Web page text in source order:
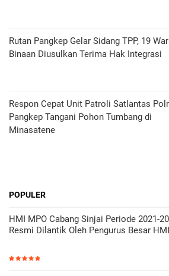
Rutan Pangkep Gelar Sidang TPP, 19
Binaan Diusulkan Terima Hak Integrasi
Respon Cepat Unit Patroli Satlantas
Pangkep Tangani Pohon Tumbang di
Minasatene
POPULER
HMI MPO Cabang Sinjai Periode 2021-
Resmi Dilantik Oleh Pengurus Besar HMI